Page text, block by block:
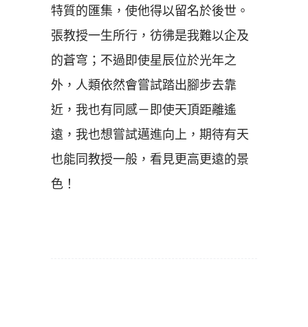
特質的匯集，使他得以留名於後世。
張教授一生所行，彷彿是我難以企及
的蒼穹；不過即使星辰位於光年之
外，人類依然會嘗試踏出腳步去靠
近，我也有同感－即使天頂距離遙
遠，我也想嘗試邁進向上，期待有天
也能同教授一般，看見更高更遠的景
色！